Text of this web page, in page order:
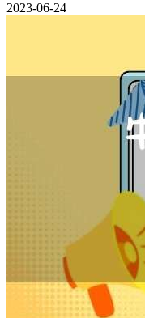
2023-06-24